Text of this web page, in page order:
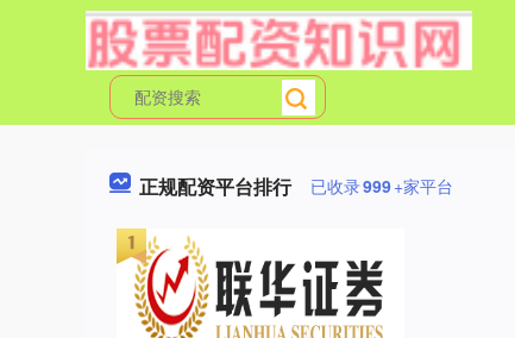
正规配资平台排行 已收录999+家平台